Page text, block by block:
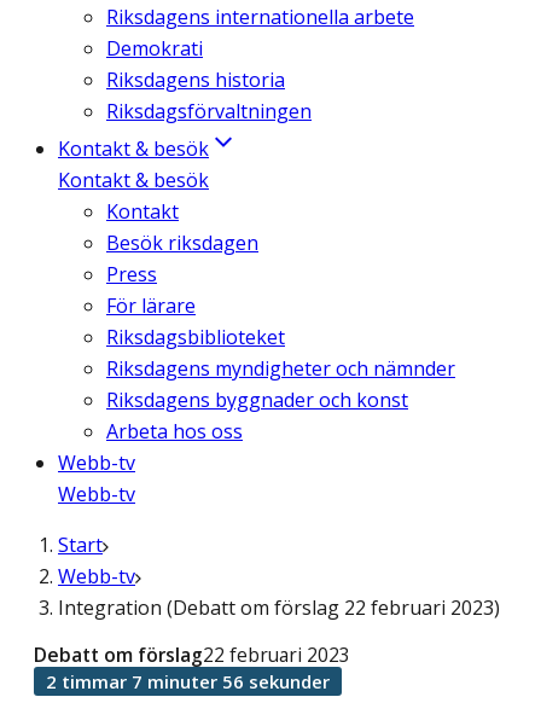
Riksdagens internationella arbete
Demokrati
Riksdagens historia
Riksdagsförvaltningen
Kontakt & besök
Kontakt & besök
Kontakt
Besök riksdagen
Press
För lärare
Riksdagsbiblioteket
Riksdagens myndigheter och nämnder
Riksdagens byggnader och konst
Arbeta hos oss
Webb-tv
Webb-tv
Start
Webb-tv
Integration (Debatt om förslag 22 februari 2023)
Debatt om förslag22 februari 2023
2 timmar 7 minuter 56 sekunder